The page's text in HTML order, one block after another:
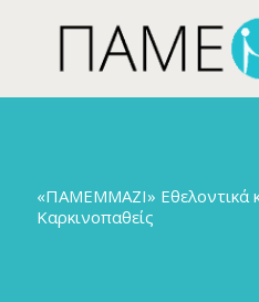
«ΠΑΜΕΜΜΑΖΙ» Εθελοντικά
Καρκινοπαθείς